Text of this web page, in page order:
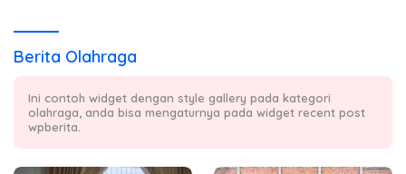
Berita Olahraga
Ini contoh widget dengan style gallery pada kategori
olahraga, anda bisa mengaturnya pada widget recent post
wpberita.